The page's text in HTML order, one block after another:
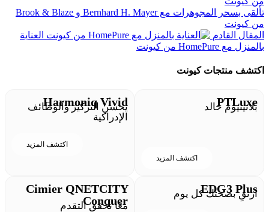
تألقى بسحر المجوهرات مع Bernhard H. Mayer و Brook & Blaze
من كيونت
المقال القادم
العناية
بالمنزل مع HomePure من كيونت
اكتشف منتجات كيونت
PTLuxe
بلاتينيوم خالد
اكتشف المزيد
Harmoniq Vivid
يحسن التركيز والوظائف
الإدراكية
اكتشف المزيد
EDG3 Plus
ارتقِ بصحتك كل يوم
Cimier QNETCITY
Conquer
معًا نحقق التقدم